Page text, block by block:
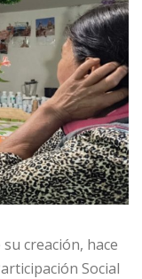
creación, hace
Social